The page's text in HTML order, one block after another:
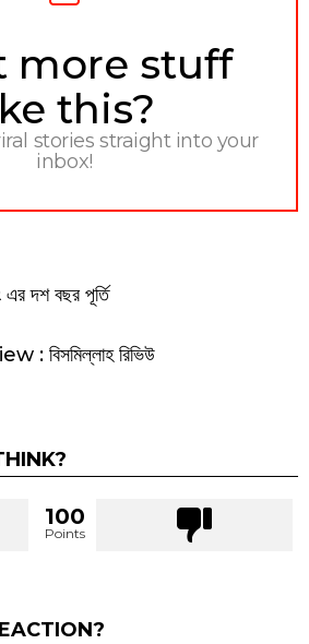
more stuff
this?
stories straight into your
inbox!
এর দশ বছর পূর্তি
বিসমিল্লাহ রিভিউ
100
Points